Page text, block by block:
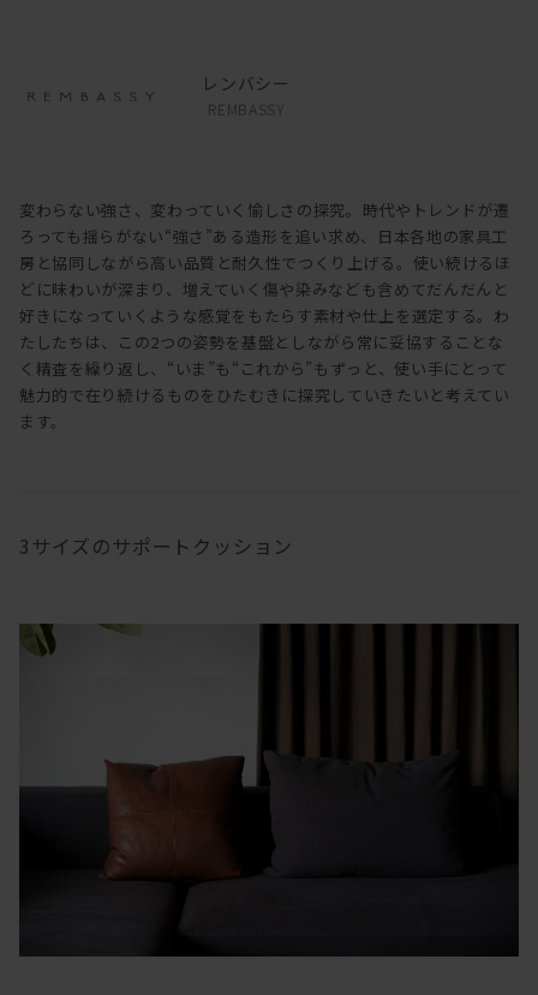
レンバシー
REMBASSY
変わらない強さ、変わっていく愉しさの探究。時代やトレンドが遷
ろっても揺らがない“強さ”ある造形を追い求め、日本各地の家具工
房と協同しながら高い品質と耐久性でつくり上げる。使い続けるほ
どに味わいが深まり、増えていく傷や染みなども含めてだんだんと
好きになっていくような感覚をもたらす素材や仕上を選定する。わ
たしたちは、この2つの姿勢を基盤としながら常に妥協することな
く精査を繰り返し、“いま”も“これから”もずっと、使い手にとって
魅力的で在り続けるものをひたむきに探究していきたいと考えてい
ます。
3サイズのサポートクッション